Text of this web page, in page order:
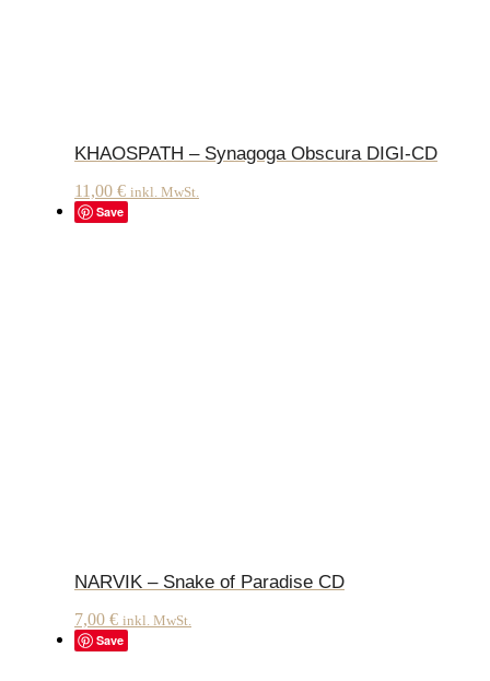
KHAOSPATH – Synagoga Obscura DIGI-CD
11,00 € inkl. MwSt.
Save
NARVIK – Snake of Paradise CD
7,00 € inkl. MwSt.
Save